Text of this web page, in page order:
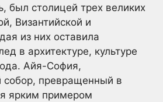
был столицей трех великих
Византийской и
из них оставила
в архитектуре, культуре
Айя-София,
собор, превращенный в
ярким примером